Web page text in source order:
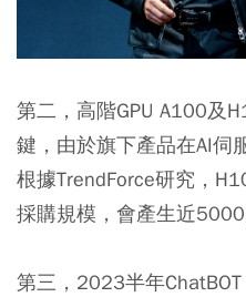
第二， 高階GPU A100及
鍵 ，由於旗下產品在AI伺
根據TrendForce研究，
採購規模，會產生近5000
第三，2023半年